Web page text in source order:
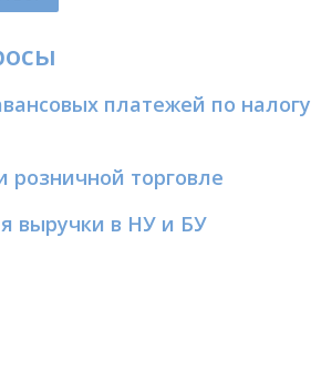
платежей по налогу
розничной торговле
выручки в НУ и БУ